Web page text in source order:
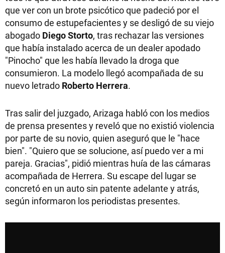
que ver con un brote psicótico que padeció por el
consumo de estupefacientes y se desligó de su viejo
abogado Diego Storto, tras rechazar las versiones
que había instalado acerca de un dealer apodado
"Pinocho" que les había llevado la droga que
consumieron. La modelo llegó acompañada de su
nuevo letrado Roberto Herrera.
Tras salir del juzgado, Arizaga habló con los medios
de prensa presentes y reveló que no existió violencia
por parte de su novio, quien aseguró que le "hace
bien". "Quiero que se solucione, así puedo ver a mi
pareja. Gracias", pidió mientras huía de las cámaras
acompañada de Herrera. Su escape del lugar se
concretó en un auto sin patente adelante y atrás,
según informaron los periodistas presentes.